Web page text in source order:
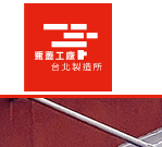
content
預約走讀